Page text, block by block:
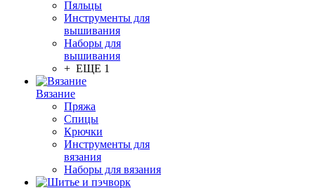
Пяльцы
Инструменты для
вышивания
Наборы для
вышивания
+ ЕЩЕ 1
Вязание
Пряжа
Спицы
Крючки
Инструменты для
вязания
Наборы для вязания